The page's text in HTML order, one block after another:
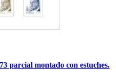
parcial montado con estuches.